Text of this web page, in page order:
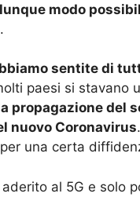
modo
sentite di
paesi si stavano
propagazione del
nuovo Coronavirus
una certa
al 5G e solo